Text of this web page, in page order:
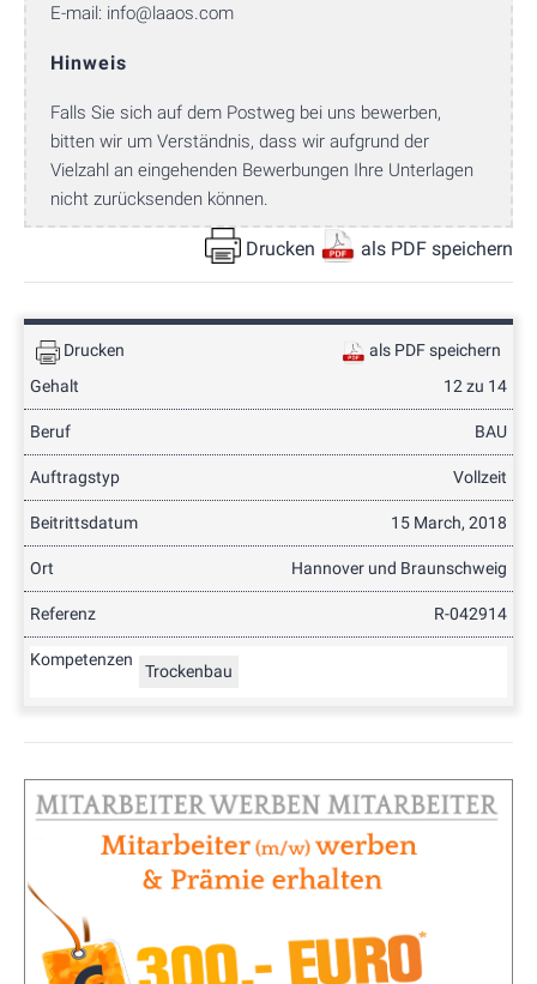
E-mail: info@laaos.com
Hinweis
Falls Sie sich auf dem Postweg bei uns bewerben,
bitten wir um Verständnis, dass wir aufgrund der
Vielzahl an eingehenden Bewerbungen Ihre Unterlagen
nicht zurücksenden können.
Drucken als PDF speichern
Drucken
als PDF speichern
Gehalt
12 zu 14
Beruf BAU
Auftragstyp Vollzeit
Beitrittsdatum 15 March, 2018
Ort Hannover und Braunschweig
Referenz R-042914
Kompetenzen
Trockenbau